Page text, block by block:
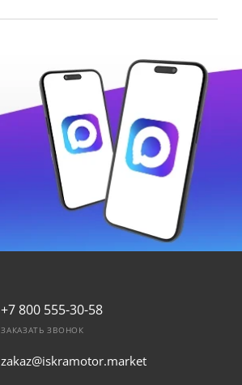
+7 800 555-30-58
ЗАКАЗАТЬ ЗВОНОК
zakaz@iskramotor.market